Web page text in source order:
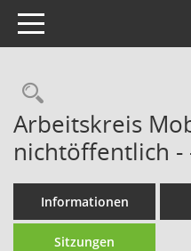
Toggle navigation
Arbeitskreis
nichtöffentlich -
Informationen
Sitzungen